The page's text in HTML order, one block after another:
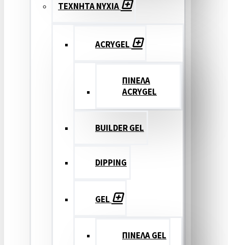
ΤΕΧΝΗΤΑ ΝΥΧΙΑ
ACRYGEL
ΠΙΝΕΛΑ
ACRYGEL
BUILDER GEL
DIPPING
GEL
ΠΙΝΕΛΑ GEL